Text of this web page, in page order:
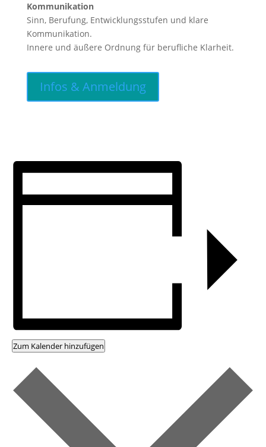
Kommunikation
Sinn, Berufung, Entwicklungsstufen und klare
Kommunikation.
Innere und äußere Ordnung für berufliche Klarheit.
Infos & Anmeldung
Zum Kalender hinzufügen